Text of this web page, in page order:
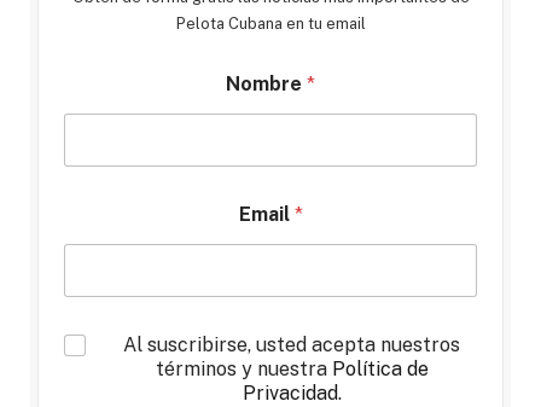
Pelota Cubana en tu email
Nombre *
Email *
*
Al suscribirse, usted acepta nuestros
términos y nuestra Política de
Privacidad.